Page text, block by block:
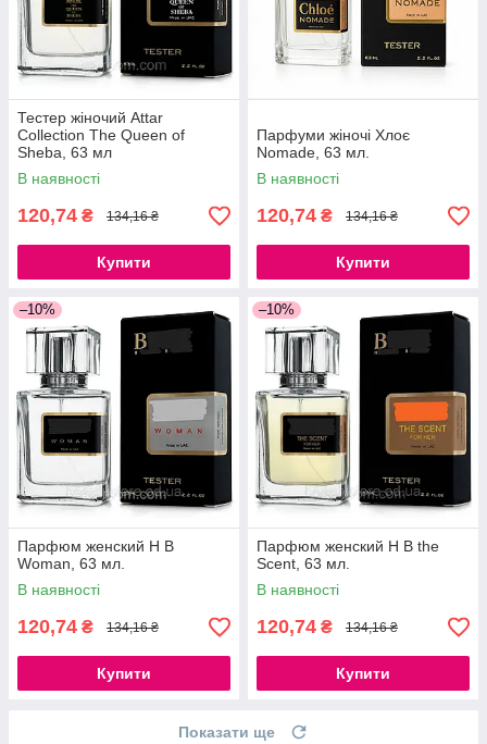
Тестер жіночий Attar
Collection The Queen of
Sheba, 63 мл
В наявності
120,74 ₴ 134,16 ₴
Купити
Парфуми жіночі Хлоє
Nomade, 63 мл.
В наявності
120,74 ₴ 134,16 ₴
Купити
–10%
Парфюм женский H B
Woman, 63 мл.
В наявності
120,74 ₴ 134,16 ₴
Купити
–10%
Парфюм женский H B the
Scent, 63 мл.
В наявності
120,74 ₴ 134,16 ₴
Купити
Показати ще